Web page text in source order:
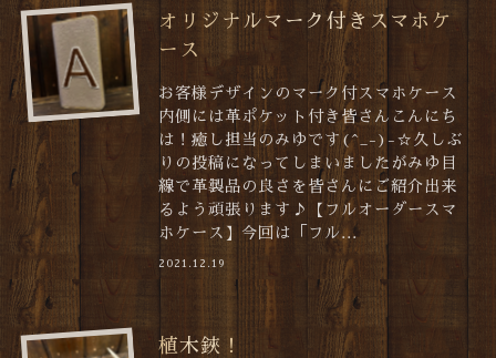
オリジナルマーク付きスマホケ
ース
お客様デザインのマーク付スマホケース
内側には革ポケット付き皆さんこんにち
は！癒し担当のみゆです(^_-)-☆久しぶ
りの投稿になってしまいましたがみゆ目
線で革製品の良さを皆さんにご紹介出来
るよう頑張ります♪【フルオーダースマ
ホケース】今回は「フル...
2021.12.19
植木鋏！